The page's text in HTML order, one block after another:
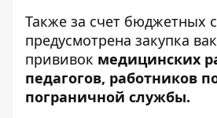
Также за счет бюджетных
предусмотрена закупка
прививок медицинских
педагогов, работников
пограничной службы.